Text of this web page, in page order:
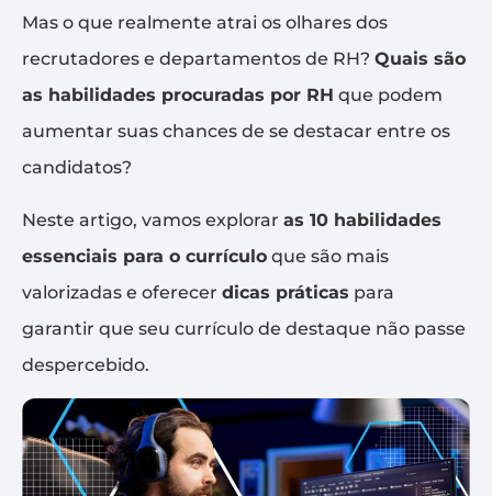
Mas o que realmente atrai os olhares dos
recrutadores e departamentos de RH? Quais são
as habilidades procuradas por RH que podem
aumentar suas chances de se destacar entre os
candidatos?
Neste artigo, vamos explorar as 10 habilidades
essenciais para o currículo que são mais
valorizadas e oferecer dicas práticas para
garantir que seu currículo de destaque não passe
despercebido.